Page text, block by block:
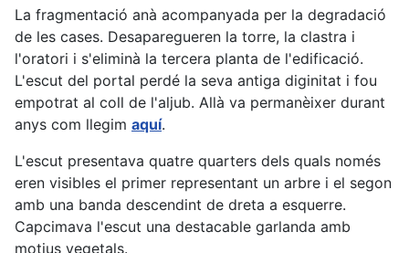
La fragmentació anà acompanyada per la degradació
de les cases. Desaparegueren la torre, la clastra i
l'oratori i s'eliminà la tercera planta de l'edificació.
L'escut del portal perdé la seva antiga diginitat i fou
empotrat al coll de l'aljub. Allà va permanèixer durant
anys com llegim aquí.
L'escut presentava quatre quarters dels quals només
eren visibles el primer representant un arbre i el segon
amb una banda descendint de dreta a esquerre.
Capcimava l'escut una destacable garlanda amb
motius vegetals.